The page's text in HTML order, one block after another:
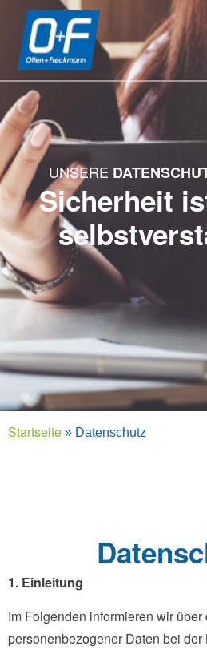
UNSERE
Sicherheit
Startseite » Datenschutz
1. Einleitung
Im Folgenden informieren wir über
personenbezogener Daten bei der